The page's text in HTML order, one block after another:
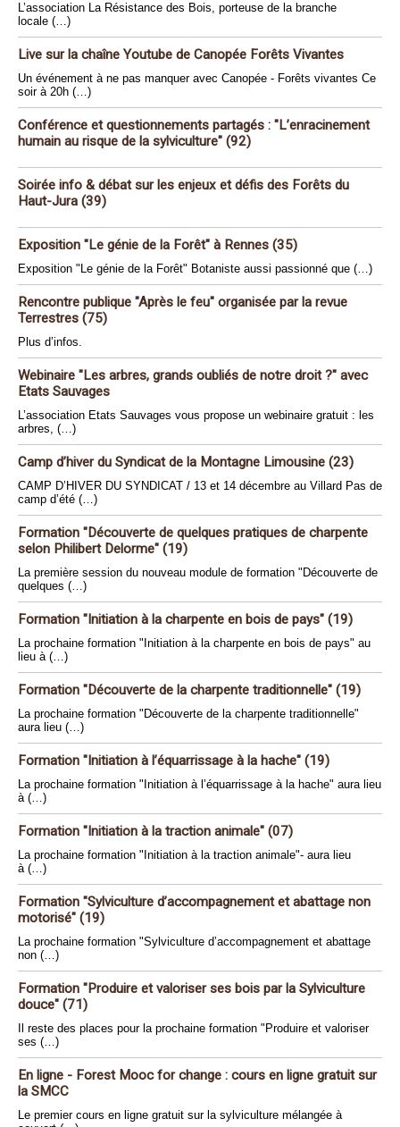
L’association La Résistance des Bois, porteuse de la branche
locale (…)
Live sur la chaîne Youtube de Canopée Forêts Vivantes
Un événement à ne pas manquer avec Canopée - Forêts vivantes Ce
soir à 20h (…)
Conférence et questionnements partagés : "L’enracinement
humain au risque de la sylviculture" (92)
Soirée info & débat sur les enjeux et défis des Forêts du
Haut-Jura (39)
Exposition "Le génie de la Forêt" à Rennes (35)
Exposition "Le génie de la Forêt" Botaniste aussi passionné que (…)
Rencontre publique "Après le feu" organisée par la revue
Terrestres (75)
Plus d’infos.
Webinaire "Les arbres, grands oubliés de notre droit ?" avec
Etats Sauvages
L’association Etats Sauvages vous propose un webinaire gratuit : les
arbres, (…)
Camp d’hiver du Syndicat de la Montagne Limousine (23)
CAMP D’HIVER DU SYNDICAT / 13 et 14 décembre au Villard Pas de
camp d’été (…)
Formation "Découverte de quelques pratiques de charpente
selon Philibert Delorme" (19)
La première session du nouveau module de formation "Découverte de
quelques (…)
Formation "Initiation à la charpente en bois de pays" (19)
La prochaine formation "Initiation à la charpente en bois de pays" au
lieu à (…)
Formation "Découverte de la charpente traditionnelle" (19)
La prochaine formation "Découverte de la charpente traditionnelle"
aura lieu (…)
Formation "Initiation à l’équarrissage à la hache" (19)
La prochaine formation "Initiation à l’équarrissage à la hache" aura lieu
à (…)
Formation "Initiation à la traction animale" (07)
La prochaine formation "Initiation à la traction animale"- aura lieu
à (…)
Formation "Sylviculture d’accompagnement et abattage non
motorisé" (19)
La prochaine formation "Sylviculture d’accompagnement et abattage
non (…)
Formation "Produire et valoriser ses bois par la Sylviculture
douce" (71)
Il reste des places pour la prochaine formation "Produire et valoriser
ses (…)
En ligne - Forest Mooc for change : cours en ligne gratuit sur
la SMCC
Le premier cours en ligne gratuit sur la sylviculture mélangée à